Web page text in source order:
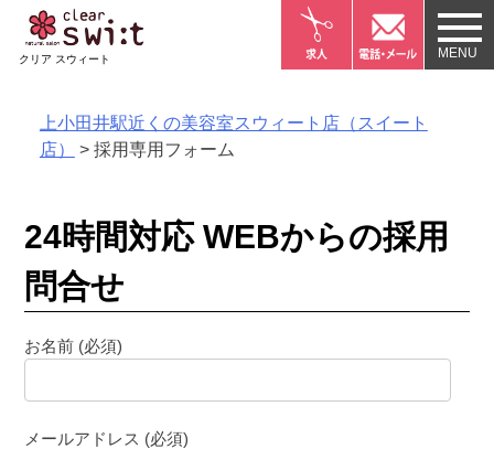
Skip
content
クリア スウィート
上小田井駅近くの美容室スウィート店（スイート
店）
> 採用専用フォーム
24時間対応 WEBからの採用
問合せ
お名前 (必須)
メールアドレス (必須)